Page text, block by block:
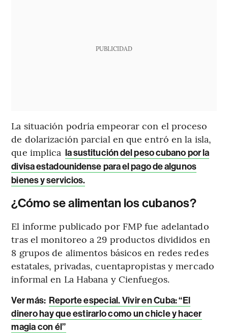
PUBLICIDAD
La situación podría empeorar con el proceso
de dolarización parcial en que entró en la isla,
que implica la sustitución del peso cubano por la
divisa estadounidense para el pago de algunos
bienes y servicios.
¿Cómo se alimentan los cubanos?
El informe publicado por FMP fue adelantado
tras el monitoreo a 29 productos divididos en
8 grupos de alimentos básicos en redes redes
estatales, privadas, cuentapropistas y mercado
informal en La Habana y Cienfuegos.
Ver más: Reporte especial. Vivir en Cuba: “El
dinero hay que estirarlo como un chicle y hacer
magia con él”